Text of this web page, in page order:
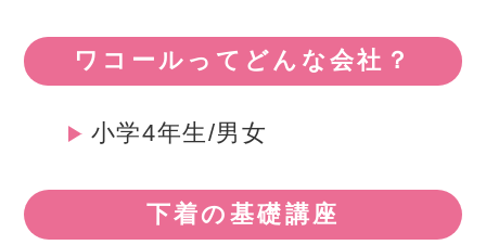
ワコールってどんな会社？
小学4年生/男女
下着の基礎講座